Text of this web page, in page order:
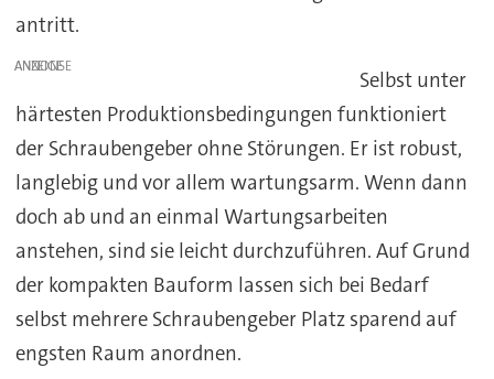
antritt.
ANZEIGE
Selbst unter
härtesten Produktionsbedingungen funktioniert
der Schraubengeber ohne Störungen. Er ist robust,
langlebig und vor allem wartungsarm. Wenn dann
doch ab und an einmal Wartungsarbeiten
anstehen, sind sie leicht durchzuführen. Auf Grund
der kompakten Bauform lassen sich bei Bedarf
selbst mehrere Schraubengeber Platz sparend auf
engsten Raum anordnen.